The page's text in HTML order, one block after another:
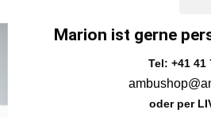
Marion ist gerne
Tel: +41 41
oder per